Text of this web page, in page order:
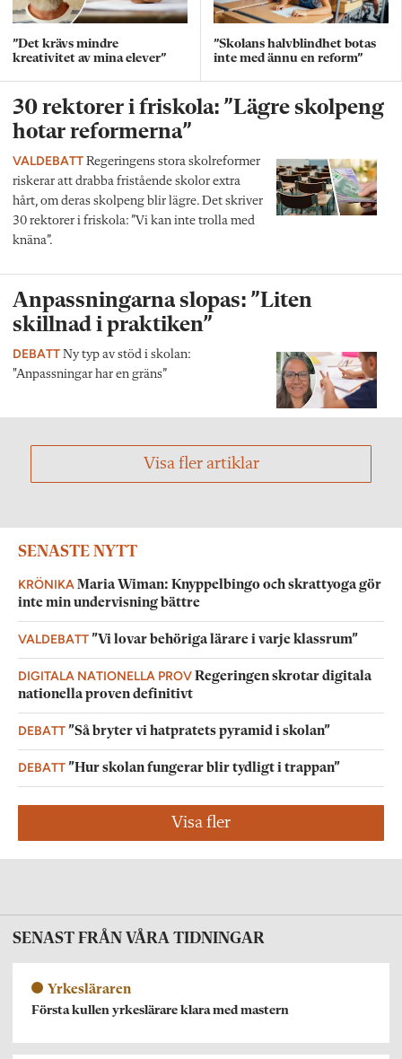
”Det krävs mindre
kreativitet av mina elever”
”Skolans halvblindhet botas
inte med ännu en reform”
30 rektorer i friskola: ”Lägre skolpeng
hotar reformerna”
VALDEBATT Regeringens stora skolreformer
riskerar att drabba fristående skolor extra
hårt, om deras skolpeng blir lägre. Det skriver
30 rektorer i friskola: ”Vi kan inte trolla med
knäna”.
Anpassningarna slopas: ”Liten
skillnad i praktiken”
DEBATT Ny typ av stöd i skolan:
"Anpassningar har en gräns”
Visa fler artiklar
SENASTE NYTT
KRÖNIKA Maria Wiman: Knyppelbingo och skrattyoga gör
inte min undervisning bättre
VALDEBATT”Vi lovar behöriga lärare i varje klassrum”
DIGITALA NATIONELLA PROVRegeringen skrotar digitala
nationella proven definitivt
DEBATT”Så bryter vi hatpratets pyramid i skolan”
DEBATT”Hur skolan fungerar blir tydligt i trappan”
Visa fler
SENAST FRÅN VÅRA TIDNINGAR
Yrkesläraren
Första kullen yrkeslärare klara med mastern